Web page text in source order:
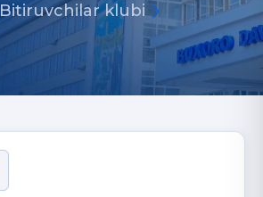
Bitiruvchilar klubi